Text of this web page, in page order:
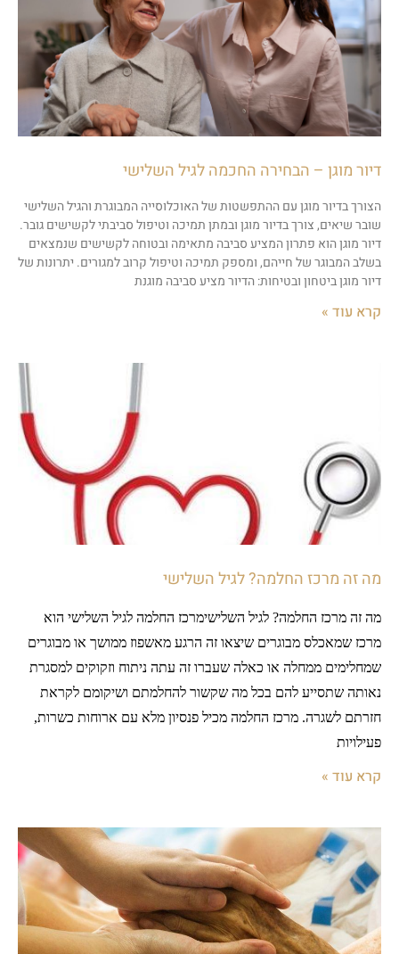
דיור מוגן – הבחירה החכמה לגיל השלישי
הצורך בדיור מוגן עם ההתפשטות של האוכלוסייה המבוגרת והגיל השלישי
שובר שיאים, צורך בדיור מוגן ובמתן תמיכה וטיפול סביבתי לקשישים גובר.
דיור מוגן הוא פתרון המציע סביבה מתאימה ובטוחה לקשישים שנמצאים
בשלב המבוגר של חייהם, ומספק תמיכה וטיפול קרוב למגורים. יתרונות של
דיור מוגן ביטחון ובטיחות: הדיור מציע סביבה מוגנת
קרא עוד »
מה זה מרכז החלמה? לגיל השלישי
מה זה מרכז החלמה? לגיל השלישימרכז החלמה לגיל השלישי הוא
מרכז שמאכלס מבוגרים שיצאו זה הרגע מאשפוז ממושך או מבוגרים
שמחלימים ממחלה או כאלה שעברו זה עתה ניתוח וזקוקים למסגרת
נאותה שתסייע להם בכל מה שקשור להחלמתם ושיקומם לקראת
חזרתם לשגרה. מרכז החלמה מכיל פנסיון מלא עם ארוחות כשרות,
פעילויות
קרא עוד »